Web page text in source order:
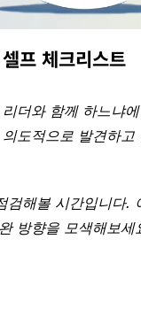
프 체크리스트
더와 함께 하느냐
도적으로 발견하고
검해볼 시간입니다.
방향을 모색해보세